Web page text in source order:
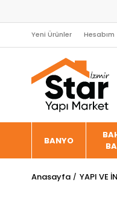
Yeni Ürünler Hesabım
BANYO
Anasayfa YAPI VE